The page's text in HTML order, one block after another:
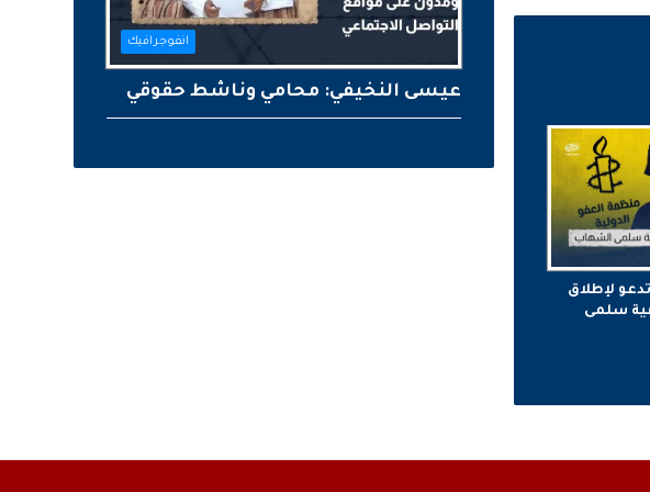
لإطلاق
سلمى
انفوجرافيك
عيسى النخيفي: محامي وناشط حقوقي